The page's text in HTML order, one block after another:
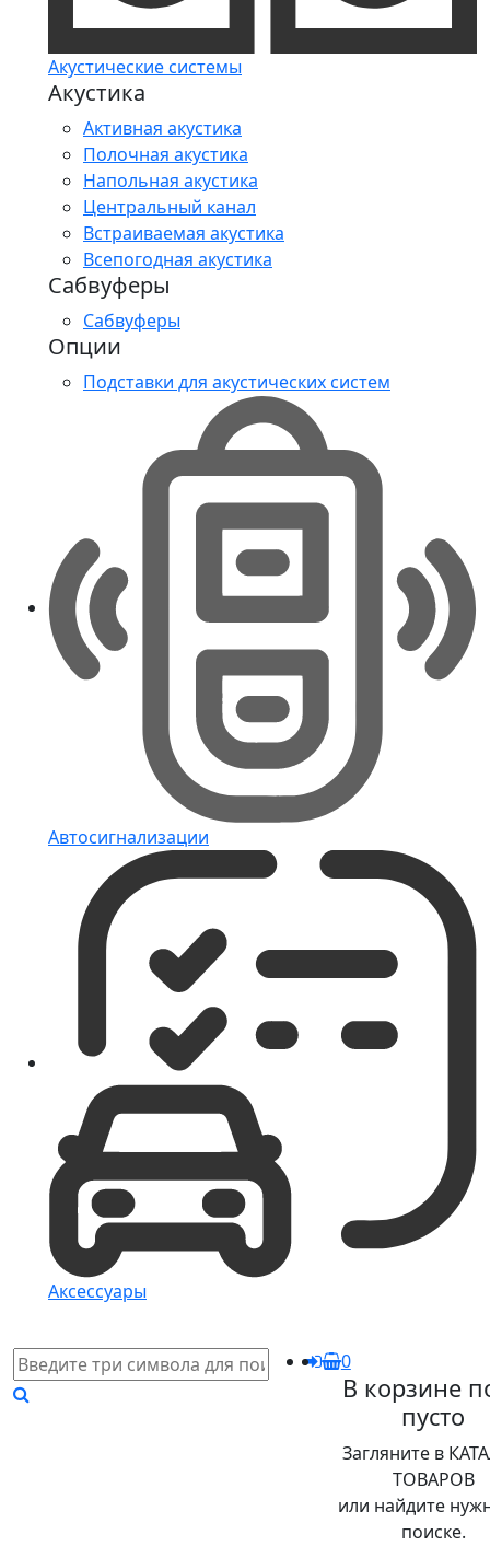
Акустические системы
Акустика
Активная акустика
Полочная акустика
Напольная акустика
Центральный канал
Встраиваемая акустика
Всепогодная акустика
Сабвуферы
Сабвуферы
Опции
Подставки для акустических систем
Автосигнализации
Аксессуары
0
В корзине
пусто
Загляните в
ТОВАРОВ
или найдите
поиске.